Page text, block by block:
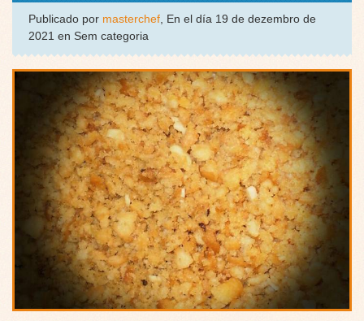
Publicado por masterchef, En el día 19 de dezembro de
2021 en Sem categoria